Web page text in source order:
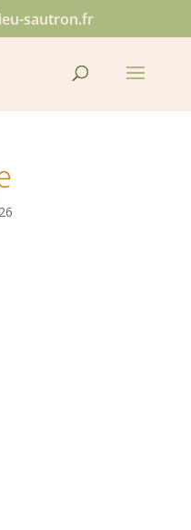
sautron.fr